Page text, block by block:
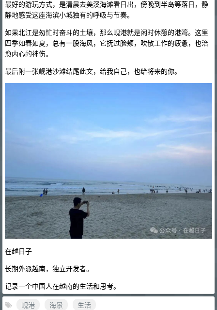
最好的游玩方式，是清晨去美溪海滩看日出，傍晚到半岛等落日，静
静地感受这座海滨小城独有的呼吸与节奏。
如果北江是匆忙时奋斗的土壤，那么岘港就是闲时休憩的港湾。这里
四季如春如夏，总有一股海风，它抚过脸颊，吹散工作的疲惫，也治
愈内心的神伤。
最后附一张岘港沙滩结尾此文，给我自己，也给将来的你。
在越日子
长期外派越南，独立开发者。
记录一个中国人在越南的生活和思考。
岘港
海景
生活